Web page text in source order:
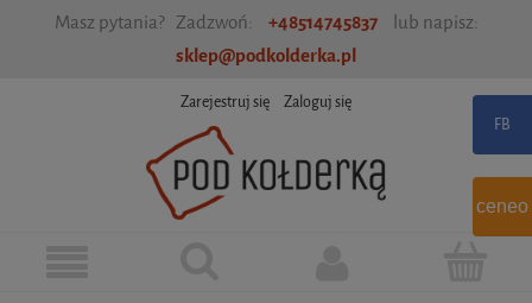
Masz pytania? Zadzwoń: +48514745837
lub napisz:
sklep@podkolderka.pl
Zarejestruj się Zaloguj się
ceneo